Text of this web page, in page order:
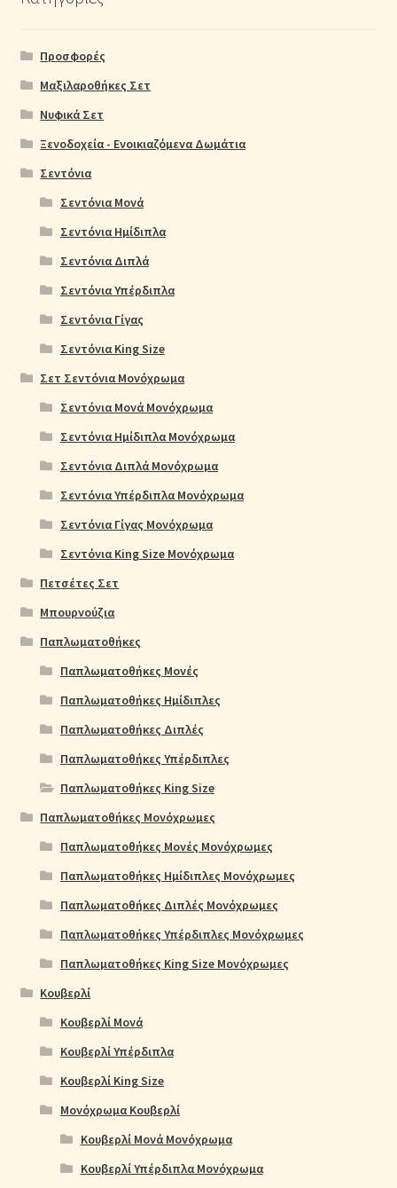
Προσφορές
Μαξιλαροθήκες Σετ
Νυφικά Σετ
Ξενοδοχεία - Ενοικιαζόμενα Δωμάτια
Σεντόνια
Σεντόνια Μονά
Σεντόνια Ημίδιπλα
Σεντόνια Διπλά
Σεντόνια Υπέρδιπλα
Σεντόνια Γίγας
Σεντόνια King Size
Σετ Σεντόνια Μονόχρωμα
Σεντόνια Μονά Μονόχρωμα
Σεντόνια Ημίδιπλα Μονόχρωμα
Σεντόνια Διπλά Μονόχρωμα
Σεντόνια Υπέρδιπλα Μονόχρωμα
Σεντόνια Γίγας Μονόχρωμα
Σεντόνια King Size Μονόχρωμα
Πετσέτες Σετ
Μπουρνούζια
Παπλωματοθήκες
Παπλωματοθήκες Μονές
Παπλωματοθήκες Ημίδιπλες
Παπλωματοθήκες Διπλές
Παπλωματοθήκες Υπέρδιπλες
Παπλωματοθήκες King Size
Παπλωματοθήκες Μονόχρωμες
Παπλωματοθήκες Μονές Μονόχρωμες
Παπλωματοθήκες Ημίδιπλες Μονόχρωμες
Παπλωματοθήκες Διπλές Μονόχρωμες
Παπλωματοθήκες Υπέρδιπλες Μονόχρωμες
Παπλωματοθήκες King Size Μονόχρωμες
Κουβερλί
Κουβερλί Μονά
Κουβερλί Υπέρδιπλα
Κουβερλί King Size
Μονόχρωμα Κουβερλί
Κουβερλί Μονά Μονόχρωμα
Κουβερλί Υπέρδιπλα Μονόχρωμα